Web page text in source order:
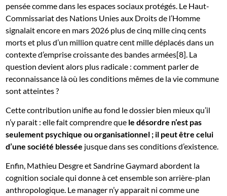
pensée comme dans les espaces sociaux protégés. Le Haut-
Commissariat des Nations Unies aux Droits de l’Homme
signalait encore en mars 2026 plus de cinq mille cinq cents
morts et plus d’un million quatre cent mille déplacés dans un
contexte d’emprise croissante des bandes armées[8]. La
question devient alors plus radicale : comment parler de
reconnaissance là où les conditions mêmes de la vie commune
sont atteintes ?
Cette contribution unifie au fond le dossier bien mieux qu’il
n’y parait : elle fait comprendre que le désordre n’est pas
seulement psychique ou organisationnel ; il peut être celui
d’une société blessée jusque dans ses conditions d’existence.
Enfin, Mathieu Desgre et Sandrine Gaymard abordent la
cognition sociale qui donne à cet ensemble son arrière-plan
anthropologique. Le manager n’y apparait ni comme une